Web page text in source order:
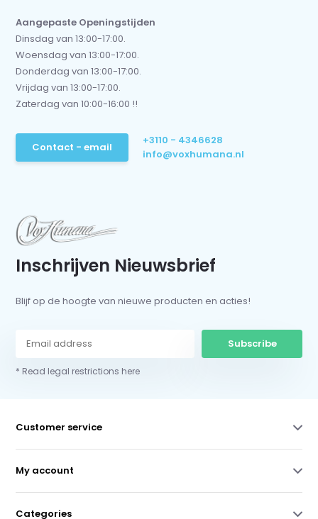
Aangepaste Openingstijden
Dinsdag van 13:00-17:00.
Woensdag van 13:00-17:00.
Donderdag van 13:00-17:00.
Vrijdag van 13:00-17:00.
Zaterdag van 10:00-16:00 !!
Contact - email
+3110 - 4346628
info@voxhumana.nl
Inschrijven Nieuwsbrief
Blijf op de hoogte van nieuwe producten en acties!
Subscribe
* Read legal restrictions here
Customer service
My account
Categories